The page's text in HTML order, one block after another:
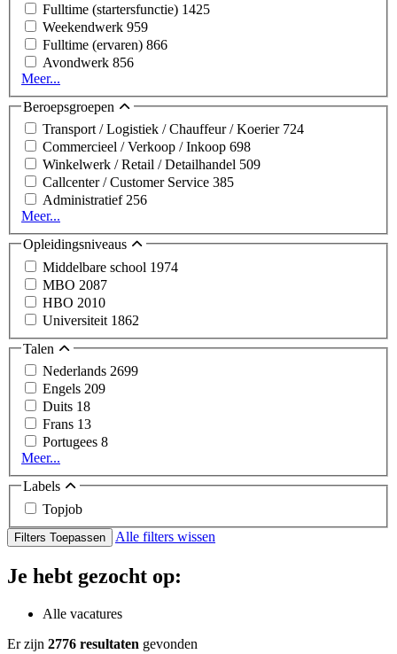
Fulltime (startersfunctie) 1425
Weekendwerk 959
Fulltime (ervaren) 866
Avondwerk 856
Meer...
Beroepsgroepen
Transport / Logistiek / Chauffeur / Koerier 724
Commercieel / Verkoop / Inkoop 698
Winkelwerk / Retail / Detailhandel 509
Callcenter / Customer Service 385
Administratief 256
Meer...
Opleidingsniveaus
Middelbare school 1974
MBO 2087
HBO 2010
Universiteit 1862
Talen
Nederlands 2699
Engels 209
Duits 18
Frans 13
Portugees 8
Meer...
Labels
Topjob
Filters Toepassen Alle filters wissen
Je hebt gezocht op:
Alle vacatures
Er zijn 2776 resultaten gevonden